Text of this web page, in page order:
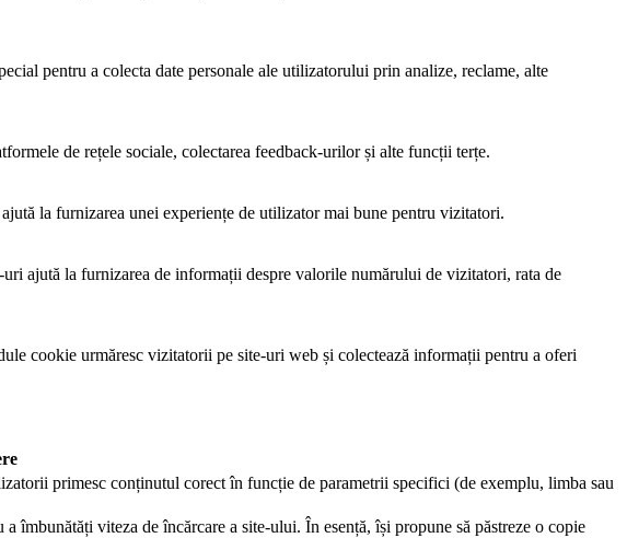
pentru a colecta date personale ale utilizatorului prin analize, reclame, alte
de rețele sociale, colectarea feedback-urilor și alte funcții terțe.
la furnizarea unei experiențe de utilizator mai bune pentru vizitatori.
ajută la furnizarea de informații despre valorile numărului de vizitatori, rata de
cookie urmăresc vizitatorii pe site-uri web și colectează informații pentru a oferi
primesc conținutul corect în funcție de parametrii specifici (de exemplu, limba sau
îmbunătăți viteza de încărcare a site-ului. În esență, își propune să păstreze o copie